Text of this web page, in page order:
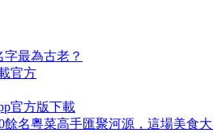
字最為古老？
官方
官方版下載
餘名粵菜高手匯聚河源，這場美食